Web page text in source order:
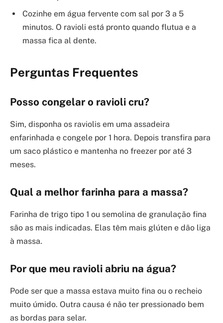
Cozinhe em água fervente com sal por 3 a 5
minutos. O ravioli está pronto quando flutua e a
massa fica al dente.
Perguntas Frequentes
Posso congelar o ravioli cru?
Sim, disponha os raviolis em uma assadeira
enfarinhada e congele por 1 hora. Depois transfira para
um saco plástico e mantenha no freezer por até 3
meses.
Qual a melhor farinha para a massa?
Farinha de trigo tipo 1 ou semolina de granulação fina
são as mais indicadas. Elas têm mais glúten e dão liga
à massa.
Por que meu ravioli abriu na água?
Pode ser que a massa estava muito fina ou o recheio
muito úmido. Outra causa é não ter pressionado bem
as bordas para selar.